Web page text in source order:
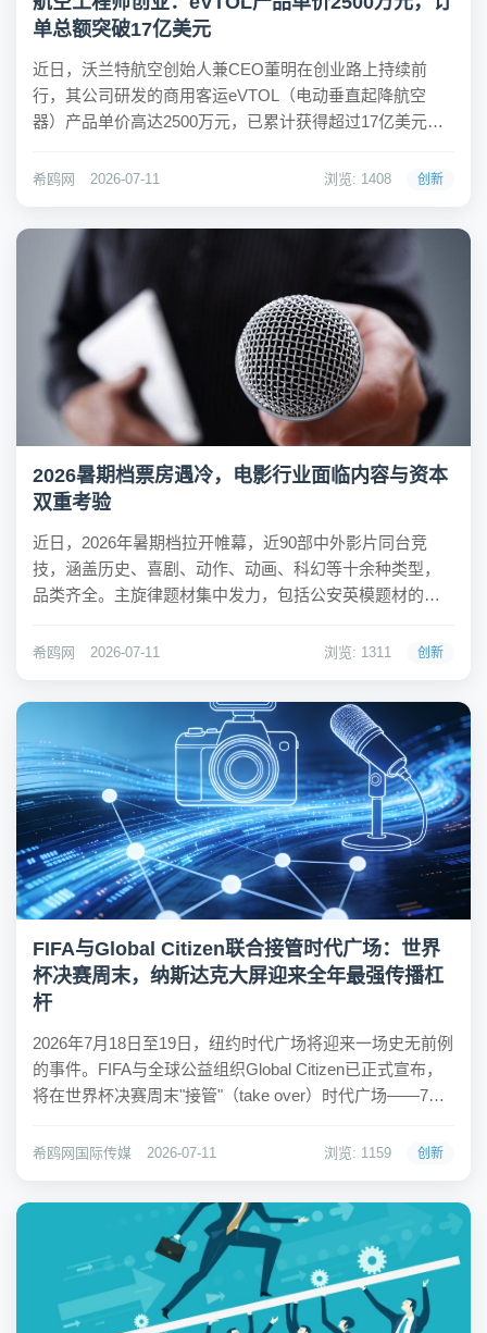
单总额突破17亿美元
近日，沃兰特航空创始人兼CEO董明在创业路上持续前
行，其公司研发的商用客运eVTOL（电动垂直起降航空
器）产品单价高达2500万元，已累计获得超过17亿美元的
可垂直起降的航空器，被视为未来城市空中交通的核心工
希鸥网 2026-07-11 浏览: 1408 创新
2026暑期档票房遇冷，电影行业面临内容与资本
双重考验
近日，2026年暑期档拉开帷幕，近90部中外影片同台竞
技，涵盖历史、喜剧、动作、动画、科幻等十余种类型，
品类齐全。主旋律题材集中发力，包括公安英模题材的
《澎湖海战》，以及《群星闪耀时》《我们的名字》《密
希鸥网 2026-07-11 浏览: 1311 创新
FIFA与Global Citizen联合接管时代广场：世界
杯决赛周末，纳斯达克大屏迎来全年最强传播杠
杆
2026年7月18日至19日，纽约时代广场将迎来一场史无前例
的事件。FIFA与全球公益组织Global Citizen已正式宣布，
将在世界杯决赛周末"接管"（take over）时代广场——7月
方活动的主场。这意味着，位于广场核心位置的纳斯达克...
希鸥网国际传媒 2026-07-11 浏览: 1159 创新